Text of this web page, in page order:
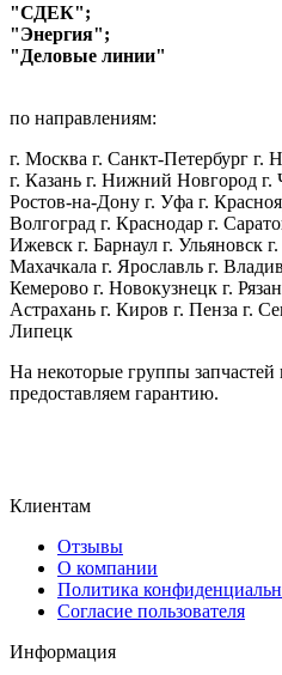
"СДЕК";
"Энергия";
"Деловые линии"
по направлениям:
г. Москва г. Санкт-Петербург г.
г. Казань г. Нижний Новгород г.
Ростов-на-Дону г. Уфа г.
Волгоград г. Краснодар г.
Ижевск г. Барнаул г. Ульяновск
Махачкала г. Ярославль г.
Кемерово г. Новокузнецк г.
Астрахань г. Киров г. Пенза г.
Липецк
На некоторые группы запчастей
предоставляем гарантию.
Клиентам
Отзывы
О компании
Политика
Согласие пользователя
Информация